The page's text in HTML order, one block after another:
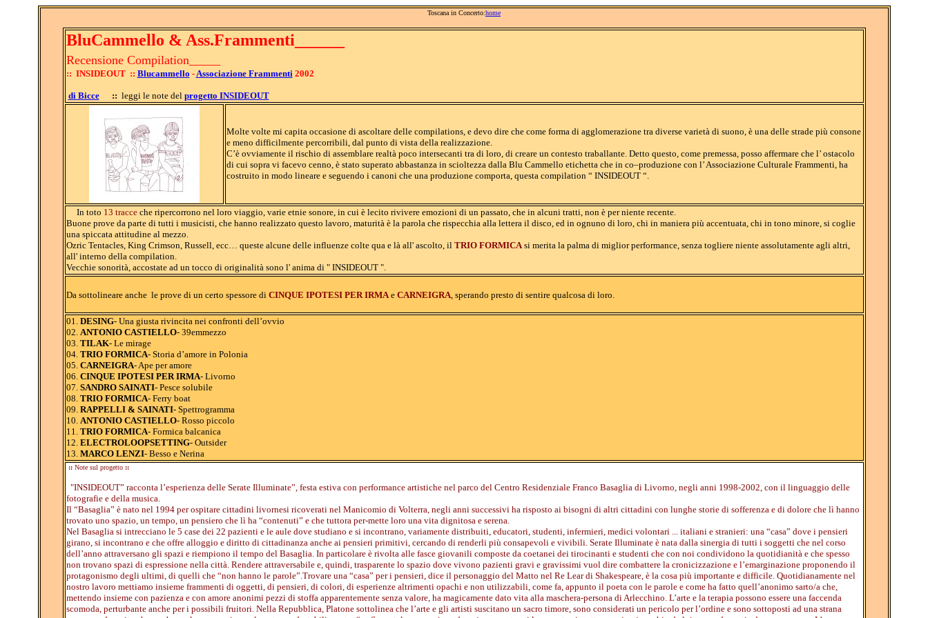
Toscana in Concerto:home
BluCammello & Ass.Frammenti______
Recensione Compilation_____
:: INSIDEOUT :: Blucammello -Associazione Frammenti2002
di Bicce:: leggi le note del progetto INSIDEOUT
Molte volte mi capita occasione di ascoltare delle compilations, e devo dire che come forma di agglomerazione tra diverse varietà di suono, è una delle strade più consone
e meno difficilmente percorribili, dal punto di vista della realizzazione.
C’è ovviamente il rischio di assemblare realtà poco intersecanti tra di loro, di creare un contesto traballante. Detto questo, come premessa, posso affermare che l’ ostacolo
di cui sopra vi facevo cenno, è stato superato abbastanza in scioltezza dalla Blu Cammello etichetta che in co–produzione con l’ Associazione Culturale Frammenti, ha
costruito in modo lineare e seguendo i canoni che una produzione comporta, questa compilation “ INSIDEOUT “.
In toto 13 tracceche ripercorrono nel loro viaggio, varie etnie sonore, in cui è lecito rivivere emozioni di un passato, che in alcuni tratti, non è per niente recente.
Buone prove da parte di tutti i musicisti, che hanno realizzato questo lavoro, maturità è la parola che rispecchia alla lettera il disco, ed in ognuno di loro, chi in maniera più accentuata, chi in tono minore, si coglie
una spiccata attitudine al mezzo.
Ozric Tentacles, King Crimson, Russell, ecc… queste alcune delle influenze colte qua e là all' ascolto, il TRIO FORMICAsi merita la palma di miglior performance, senza togliere niente assolutamente agli altri,
all' interno della compilation.
Vecchie sonorità, accostate ad un tocco di originalità sono l' anima di " INSIDEOUT ".
Da sottolineare anche le prove di un certo spessore di CINQUE IPOTESI PER IRMAe CARNEIGRA, sperando presto di sentire qualcosa di loro.
01. DESING- Una giusta rivincita nei confronti dell’ovvio
02. ANTONIO CASTIELLO- 39emmezzo
03. TILAK- Le mirage
04. TRIO FORMICA- Storia d’amore in Polonia
05. CARNEIGRA- Ape per amore
06. CINQUE IPOTESI PER IRMA- Livorno
07. SANDRO SAINATI- Pesce solubile
08. TRIO FORMICA- Ferry boat
09. RAPPELLI & SAINATI- Spettrogramma
10. ANTONIO CASTIELLO- Rosso piccolo
11. TRIO FORMICA- Formica balcanica
12. ELECTROLOOPSETTING- Outsider
13. MARCO LENZI- Besso e Nerina
:: Note sul progetto ::
"INSIDEOUT” racconta l’esperienza delle Serate Illuminate”, festa estiva con performance artistiche nel parco del Centro Residenziale Franco Basaglia di Livorno, negli anni 1998-2002, con il linguaggio delle
fotografie e della musica.
Il “Basaglia” è nato nel 1994 per ospitare cittadini livornesi ricoverati nel Manicomio di Volterra, negli anni successivi ha risposto ai bisogni di altri cittadini con lunghe storie di sofferenza e di dolore che lì hanno
trovato uno spazio, un tempo, un pensiero che lì ha “contenuti” e che tuttora per-mette loro una vita dignitosa e serena.
Nel Basaglia si intrecciano le 5 case dei 22 pazienti e le aule dove studiano e si incontrano, variamente distribuiti, educatori, studenti, infermieri, medici volontari ... italiani e stranieri: una “casa” dove i pensieri
girano, si incontrano e che offre alloggio e diritto di cittadinanza anche ai pensieri primitivi, cercando di renderli più consapevoli e vivibili. Serate Illuminate è nata dalla sinergia di tutti i soggetti che nel corso
dell’anno attraversano gli spazi e riempiono il tempo del Basaglia. In particolare è rivolta alle fasce giovanili composte da coetanei dei tirocinanti e studenti che con noi condividono la quotidianità e che spesso
non trovano spazi di espressione nella città. Rendere attraversabile e, quindi, trasparente lo spazio dove vivono pazienti gravi e gravissimi vuol dire combattere la cronicizzazione e l’emarginazione proponendo il
protagonismo degli ultimi, di quelli che “non hanno le parole”.Trovare una “casa” per i pensieri, dice il personaggio del Matto nel Re Lear di Shakespeare, è la cosa più importante e difficile. Quotidianamente nel
nostro lavoro mettiamo insieme frammenti di oggetti, di pensieri, di colori, di esperienze altrimenti opachi e non utilizzabili, come fa, appunto il poeta con le parole e come ha fatto quell’anonimo sarto/a che,
mettendo insieme con pazienza e con amore anonimi pezzi di stoffa apparentemente senza valore, ha magicamente dato vita alla maschera-persona di Arlecchino. L’arte e la terapia possono essere una faccenda
scomoda, perturbante anche per i possibili fruitori. Nella Repubblica, Platone sottolinea che l’arte e gli artisti suscitano un sacro timore, sono considerati un pericolo per l’ordine e sono sottoposti ad una strana